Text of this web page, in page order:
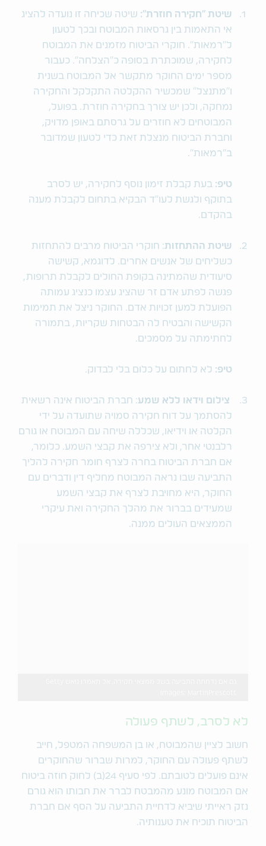
שיטת "חקירה חוזרת": שיטה שכיחה זו נועדה להציג
אי התאמות בין גרסאות המבוטח ובכך לטעון
ל"רמאות". חוקרי הביטוח מזמנים את המבוטח
לחקירה, שמוכתרת בסופה כ"הצלחה". כעבור
מספר ימים החוקר מתקשר אל המבוטח בשנית
ו"מתנצל" שמכשיר ההקלטה התקלקל והחקירה
נמחקה, ולכן יש צורך בחקירה חוזרת. בפועל,
המבוטחים לא חוזרים על גרסתם באופן מדויק,
וחברת הביטוח מנצלת זאת כדי לטעון שמדובר
ב"רמאות".
טיפ: בעת קבלת זימון נוסף לחקירה, יש לסרב
בתוקף ולגשת לעו"ד הבקיא בתחום לקבלת מענה
בהקדם.
שיטת ההתחזות: חוקרי הביטוח מרבים להתחזות
כשליחים של אנשים אחרים. לדוגמא, קשישה
סיעודית שהמתינה בקופת החולים לקבלת תרופות,
פגשה לפתע אדם זר שהציג עצמו כנציג עמותה
הפועלת למען זכויות אדם. החוקר ניצל את תמימות
הקשישה והבטיח לה הבטחות שקריות, בתמורה
לחתימתה על מסמכים.
טיפ: לא לחתום על כלום בלי לבדוק.
צילום וידאו ללא שמע: חברת הביטוח אינה רשאית
להסתמך על דוח חקירה סמויה שתועדה על ידי
הקלטה או וידיאו, שכללה שיחה עם המבוטח או גורם
רלבנטי אחר, ולא צירפה את קבצי השמע. כלומר,
אם חברת הביטוח בחרה לצרף חומר חקירה להליך
התביעה שבו נראה המבוטח מחליף דין ודברים עם
החוקר, היא מחויבת לצרף את קבצי השמע
שמעידים בברור את מהלך החקירה ואת עיקרי
הממצאים העולים ממנה.
לא לסרב, לשתף פעולה
חשוב לציין שהמבוטח, או בן המשפחה המטפל, חייב
לשתף פעולה עם החוקר, למרות שברור שהחוקרים
אינם פועלים לטובתם. לפי סעיף 24(ב) לחוק חוזה ביטוח
אם המבוטח מונע מהמבטח לברר את חבותו הוא גורם
נזק ראייתי שיביא לדחיית התביעה על הסף אם חברת
הביטוח תוכיח את טענותיה.